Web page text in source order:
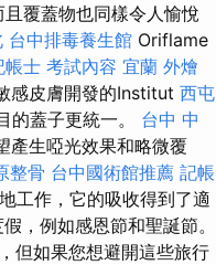
覆蓋物也同樣令人愉悅
台中排毒養生館 Oriflame
帳士 考試內容 宜蘭 外燴
感皮膚開發的Institut 西屯
的蓋子更統一。 台中 中
產生啞光效果和略微覆
整骨 台中國術館推薦 記帳
工作，它的吸收得到了適
，例如感恩節和聖誕節。
但如果您想避開這些旅行